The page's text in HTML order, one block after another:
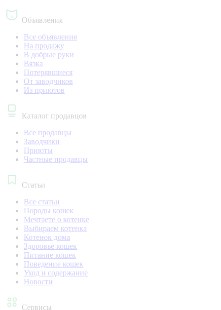
Объявления
Все объявления
На продажу
В добрые руки
Вязка
Потерявшиеся
От заводчиков
Из приютов
Каталог продавцов
Все продавцы
Заводчики
Приюты
Частные продавцы
Статьи
Все статьи
Породы кошек
Мечтаете о котенке
Выбираем котенка
Котенок дома
Здоровье кошек
Питание кошек
Поведение кошек
Уход и содержание
Новости
Сервисы